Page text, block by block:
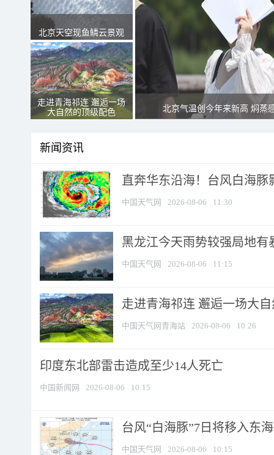
北京天空现鱼鳞云景观
走进青海祁连 邂逅一场
大自然的顶级配色
北京气温创今年来新高 焖蒸
新闻资讯
直奔华东沿海！台风白海豚
中国天气网 2026-08-06 11:30
黑龙江今天雨势较强局地有
中国天气网 2026-08-06 11:15
走进青海祁连 邂逅一场大
中国天气网青海站 2026-08-06 10:26
印度东北部雷击造成至少14人死亡
中国新闻网 2026-08-06 10:15
台风“白海豚”7日将移入东
中国天气网 2026-08-06 10:15